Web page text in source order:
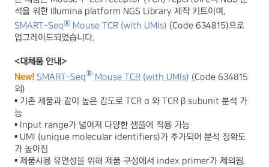
석을 위한 Illumina platform NGS Library 제작 키트이며,
SMART-Seq® Mouse TCR (with UMIs) (Code 634815)으로
업그레이드되었습니다.
<대체품 안내>
New! SMART-Seq® Mouse TCR (with UMIs) (Code 634815
외 )
▪ 기존 제품과 같이 높은 감도로 TCR α 와 TCR β subunit 분석 가
능
▪ Input range가 넓어져 다양한 샘플에 적용 가능
▪ UMI (unique molecular identifiers)가 추가되어 분석 정확도
가 높아짐
▪ 제품사용 유연성을 위해 제품 구성에서 index primer가 제외됨.